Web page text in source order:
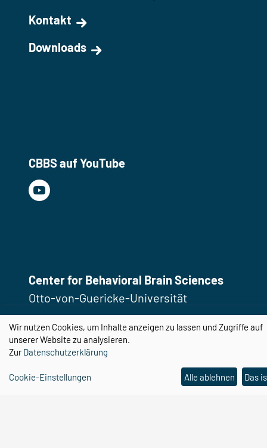
Kontakt
Downloads
CBBS auf YouTube
Center for Behavioral Brain Sciences
Otto-von-Guericke-Universität
Magdeburg
Universitätsplatz 2
39106 Magdeburg
Email:
cbbs@ovgu.de
Wir nutzen Cookies, um Inhalte anzeigen zu lassen und Zugriffe auf
unserer Website zu analysieren.
ZurDatenschutzerklärung
Cookie-Einstellungen Alle ablehnen Das